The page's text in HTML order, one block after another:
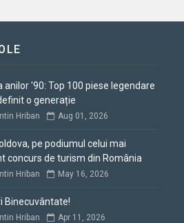
anilor '90: Top 100 piese legendare
o generație
Hriban Aug 01, 2026
pe podiumul celui mai
concurs de turism din România
Hriban May 16, 2026
Binecuvântate!
Hriban Apr 11, 2026